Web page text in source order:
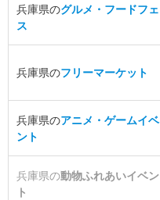
兵庫県のグルメ・フードフェ
ス
兵庫県のフリーマーケット
兵庫県のアニメ・ゲームイベ
ント
兵庫県の動物ふれあいイベン
ト